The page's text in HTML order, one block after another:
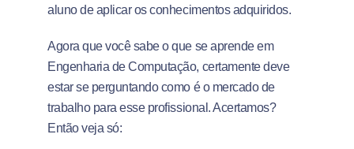
aluno de aplicar os conhecimentos adquiridos.
Agora que você sabe o que se aprende em
Engenharia de Computação, certamente deve
estar se perguntando como é o mercado de
trabalho para esse profissional. Acertamos?
Então veja só: